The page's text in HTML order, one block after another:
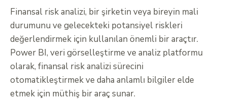
Finansal risk analizi, bir şirketin veya bireyin mali
durumunu ve gelecekteki potansiyel riskleri
değerlendirmek için kullanılan önemli bir araçtır.
Power BI, veri görselleştirme ve analiz platformu
olarak, finansal risk analizi sürecini
otomatikleştirmek ve daha anlamlı bilgiler elde
etmek için müthiş bir araç sunar.